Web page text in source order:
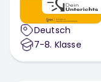
Deutsch
7-8. Klasse